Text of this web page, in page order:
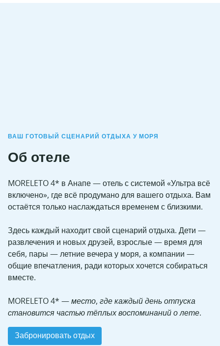
ВАШ ГОТОВЫЙ СЦЕНАРИЙ ОТДЫХА У МОРЯ
Об отеле
MORELETO 4* в Анапе — отель с системой «Ультра всё
включено», где всё продумано для вашего отдыха. Вам
остаётся только наслаждаться временем с близкими.
Здесь каждый находит свой сценарий отдыха. Дети —
развлечения и новых друзей, взрослые — время для
себя, пары — летние вечера у моря, а компании —
общие впечатления, ради которых хочется собираться
вместе.
MORELETO 4* — место, где каждый день отпуска
становится частью тёплых воспоминаний о лете.
Забронировать отдых